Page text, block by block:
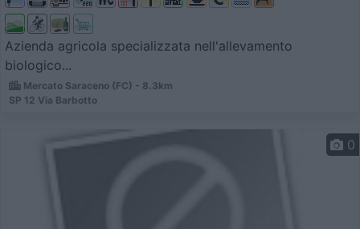
Azienda agricola specializzata nell'allevamento
biologico...
Mercato Saraceno (FC) - 8.3km
SP 12 Via Barbotto
0